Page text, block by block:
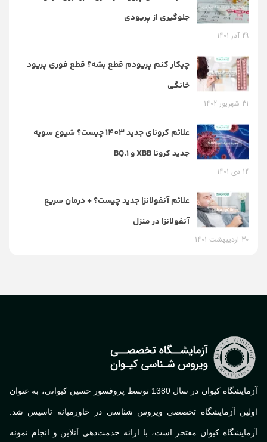
جلوگیری از پریودی
29 آذر 1401
چیکار کنم پریودم قطع بشه؟ قطع فوری پریود
خانگی
31 شهریور 1402
علائم کرونای جدید 1403 چیست؟ شیوع سویه
جدید کرونا XBB و BQ.1
12 دی 1401
علائم آنفولانزا جدید چیست؟ + درمان سریع
آنفولانزا در منزل
30 اردیبهشت 1401
آزمایشگاه کیوان در سال 1380 توسط پروفسور حسین کیوانی، به عنوان
اولین آزمایشگاه تخصصی ویروس شناسی در خاورمیانه تاسیس شد.
آزمایشگاه کیوان مفتخر است، با ارائه خدمت‌دهی آنلاین و انجام نمونه